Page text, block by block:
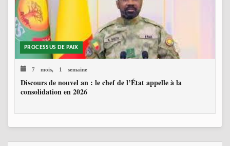
PROCESSUS DE PAIX
7 mois, 1 semaine
Discours de nouvel an : le chef de l’État appelle à la
consolidation en 2026